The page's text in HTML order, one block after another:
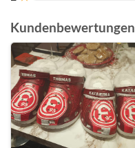
Kundenbewertungen